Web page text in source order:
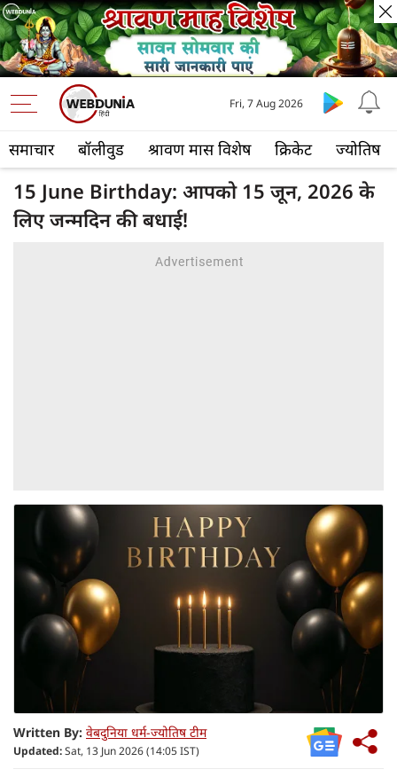
समाचार बॉलीवुड श्रावण मास विशेष क्रिकेट ज्योतिष
Fri, 7 Aug 2026
15 June Birthday: आपको 15 जून, 2026 के
लिए जन्मदिन की बधाई!
Written By: वेबदुनिया धर्म-ज्योतिष टीम
Updated:Sat, 13 Jun 2026 (14:05 IST)